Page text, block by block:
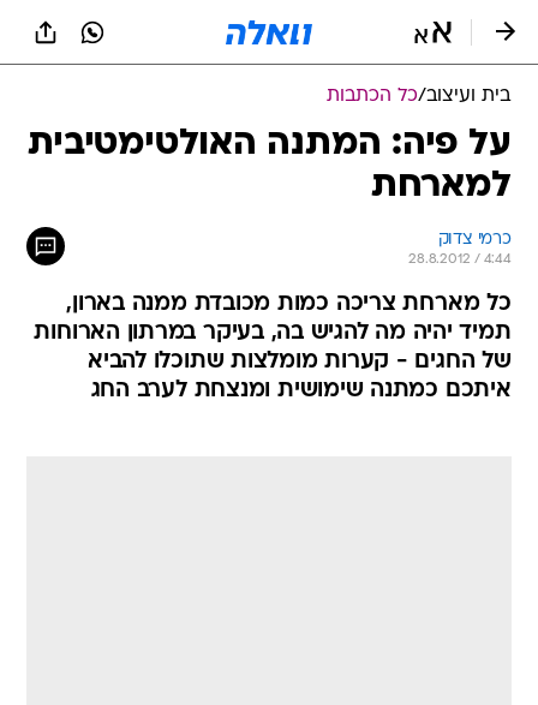
בית ועיצוב/כל הכתבות
על פיה: המתנה האולטימטיבית
למארחת
כרמי צדוק
28.8.2012 / 4:44
כל מארחת צריכה כמות מכובדת ממנה בארון,
תמיד יהיה מה להגיש בה, בעיקר במרתון הארוחות
של החגים - קערות מומלצות שתוכלו להביא
איתכם כמתנה שימושית ומנצחת לערב החג